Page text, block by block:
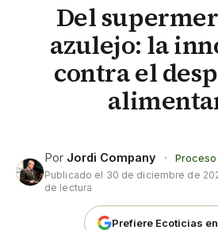
Del
azulejo: la
contra el
Por Jordi Company ·
Publicado el 30 de diciembre de
de lectura
Prefiere Ecoticias